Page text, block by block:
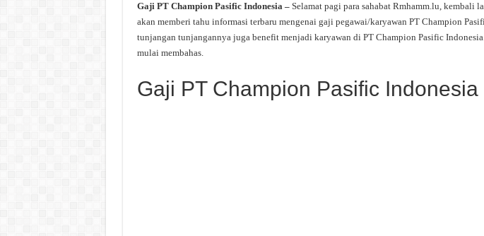
Gaji PT Champion Pasific Indonesia – Selamat pagi para sahabat Rmhamm.lu, kembali
akan memberi tahu informasi terbaru mengenai gaji pegawai/karyawan PT Champion
tunjangan tunjangannya juga benefit menjadi karyawan di PT Champion Pasific
mulai membahas.
Gaji PT Champion Pasific Indonesia